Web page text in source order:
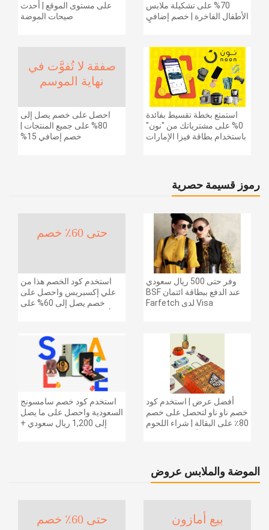
على مستوى الموقع | أحدث
صيحات الموضة
70% على تشكيلة ملابس
الأطفال الفاخرة | خصم إضافي
صفقة لا تُفوَّت في
نهاية الموسم
احصل على خصم يصل إلى
80% على جميع المنتجات |
خصم إضافي 15%
استمتع بخطة تقسيط بفائدة
0% على مشترياتك من "نون"
باستخدام بطاقة فيزا الإمارات
رموز قسيمة حصرية
حتى 60٪ خصم
استخدم كود الخصم هذا من
علي إكسبريس واحصل على
خصم يصل إلى 60% على
بقيمة 155 دولارًا أمريكيًا على
الطلبات التي تزيد قيمتها عن
1425 ريالًا سعوديًا | شحن مج
وفر حتى 500 ريال سعودي
عند الدفع ببطاقة ائتمان BSF
Visa لدى Farfetch
استخدم كود خصم سامسونج
السعودية واحصل على ما يصل
إلى 1,200 ريال سعودي +
أفضل عرض | استخدم كود
خصم ناو ناو لتحصل على خصم
80٪ على البقالة | شراء اللحوم
الموضة والملابس عروض
حتى 60٪ خصم بيع أمازون